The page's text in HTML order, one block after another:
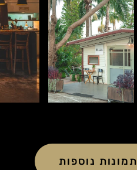
תמונות נוספות